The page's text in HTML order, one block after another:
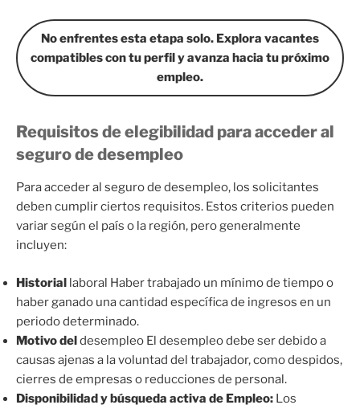
No enfrentes esta etapa solo. Explora vacantes
compatibles con tu perfil y avanza hacia tu próximo
empleo.
Requisitos de elegibilidad para acceder al
seguro de desempleo
Para acceder al seguro de desempleo, los solicitantes
deben cumplir ciertos requisitos. Estos criterios pueden
variar según el país o la región, pero generalmente
incluyen:
Historial laboral Haber trabajado un mínimo de tiempo o
haber ganado una cantidad específica de ingresos en un
periodo determinado.
Motivo deldesempleo El desempleo debe ser debido a
causas ajenas a la voluntad del trabajador, como despidos,
cierres de empresas o reducciones de personal.
Disponibilidad y búsqueda activa de Empleo:Los